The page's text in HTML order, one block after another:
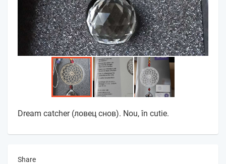
Dream catcher (ловец снов). Nou, în cutie.
Share